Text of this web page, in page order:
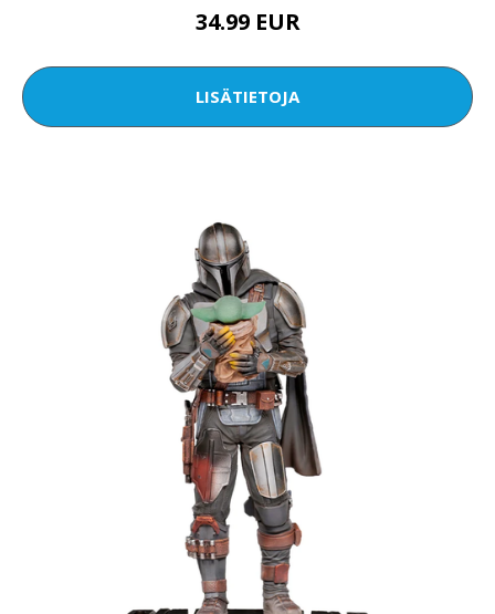
34.99 EUR
LISÄTIETOJA